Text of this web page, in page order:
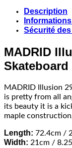
Description
Sécurité
MADRID
Skateboard
MADRID Illusion
is pretty from all
its beauty it is a
maple
Length: 72.4cm /
Width: 21cm /